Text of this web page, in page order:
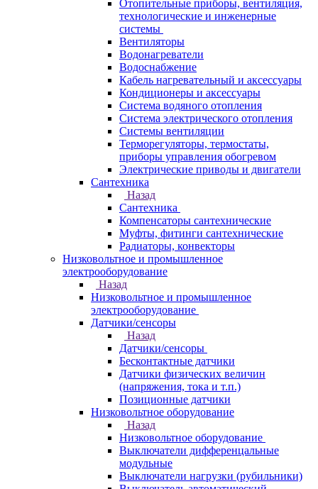
Отопительные приборы, вентиляция,
технологические и инженерные
системы
Вентиляторы
Водонагреватели
Водоснабжение
Кабель нагревательный и аксессуары
Кондиционеры и аксессуары
Система водяного отопления
Система электрического отопления
Системы вентиляции
Терморегуляторы, термостаты,
приборы управления обогревом
Электрические приводы и двигатели
Сантехника
Назад
Сантехника
Компенсаторы сантехнические
Муфты, фитинги сантехнические
Радиаторы, конвекторы
Низковольтное и промышленное
электрооборудование
Назад
Низковольтное и промышленное
электрооборудование
Датчики/сенсоры
Назад
Датчики/сенсоры
Бесконтактные датчики
Датчики физических величин
(напряжения, тока и т.п.)
Позиционные датчики
Низковольтное оборудование
Назад
Низковольтное оборудование
Выключатели дифференцальные
модульные
Выключатели нагрузки (рубильники)